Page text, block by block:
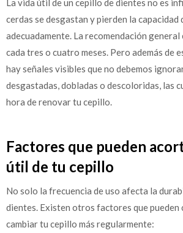
La vida útil de un cepillo de dientes no es
cerdas se desgastan y pierden la capacidad
adecuadamente. La recomendación general
cada tres o cuatro meses. Pero además de
hay señales visibles que no debemos
desgastadas, dobladas o descoloridas, las
hora de renovar tu cepillo.
Factores que pueden
útil de tu cepillo
No solo la frecuencia de uso afecta la
dientes. Existen otros factores que pueden
cambiar tu cepillo más regularmente: